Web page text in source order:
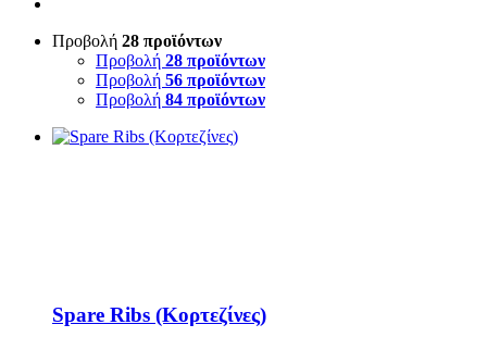
Προβολή 28 προϊόντων
Προβολή 28 προϊόντων
Προβολή 56 προϊόντων
Προβολή 84 προϊόντων
Spare Ribs (Κορτεζίνες)